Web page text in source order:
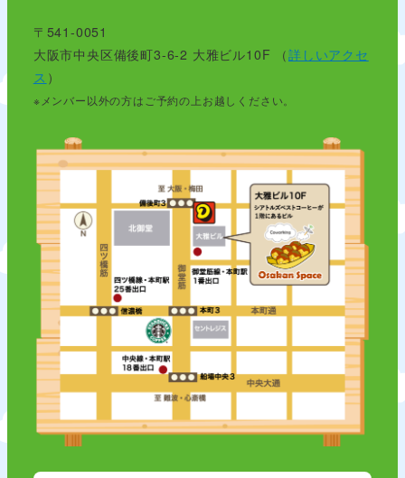
〒541-0051
大阪市中央区備後町3-6-2 大雅ビル10F （詳しいアクセ
ス ）
※メンバー以外の方はご予約の上お越しください。